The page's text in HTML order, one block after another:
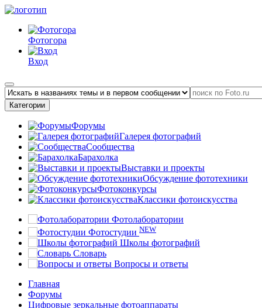
Фотогора
Вход
Категории
Форумы
Галерея фотографий
Сообщества
Барахолка
Выставки и проекты
Обсуждение фототехники
Фотоконкурсы
Классики фотоискусства
Фотолаборатории
Фотостудии NEW
Школы фотографий
Словарь
Вопросы и ответы
Главная
Форумы
Цифровые зеркальные фотоаппараты